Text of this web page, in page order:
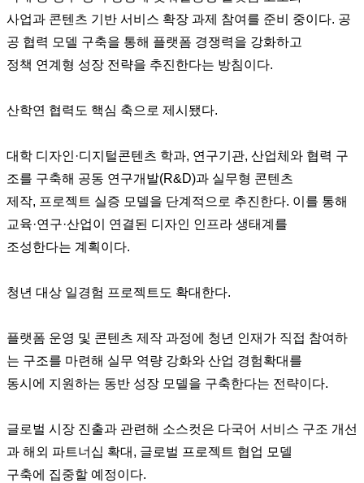
사업과 콘텐츠 기반 서비스 확장 과제 참여를 준비 중이다. 공
공 협력 모델 구축을 통해 플랫폼 경쟁력을 강화하고
정책 연계형 성장 전략을 추진한다는 방침이다.
산학연 협력도 핵심 축으로 제시됐다.
대학 디자인·디지털콘텐츠 학과, 연구기관, 산업체와 협력 구
조를 구축해 공동 연구개발(R&D)과 실무형 콘텐츠
제작, 프로젝트 실증 모델을 단계적으로 추진한다. 이를 통해
교육·연구·산업이 연결된 디자인 인프라 생태계를
조성한다는 계획이다.
청년 대상 일경험 프로젝트도 확대한다.
플랫폼 운영 및 콘텐츠 제작 과정에 청년 인재가 직접 참여하
는 구조를 마련해 실무 역량 강화와 산업 경험확대를
동시에 지원하는 동반 성장 모델을 구축한다는 전략이다.
글로벌 시장 진출과 관련해 소스컷은 다국어 서비스 구조 개선
과 해외 파트너십 확대, 글로벌 프로젝트 협업 모델
구축에 집중할 예정이다.